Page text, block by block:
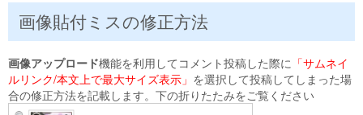
画像貼付ミスの修正方法
画像アップロード機能を利用してコメント投稿した際に 「サムネイ
ルリンク/本文上で最大サイズ表示」 を選択して投稿してしまった場
合の修正方法を記載します。下の折りたたみをご覧ください